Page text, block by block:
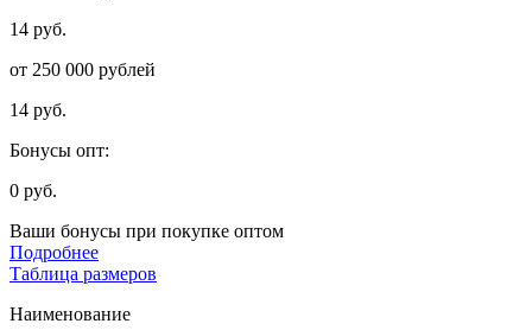
14 руб.
от 250 000 рублей
14 руб.
Бонусы опт:
0 руб.
Ваши бонусы при покупке оптом
Подробнее
Таблица размеров
Наименование